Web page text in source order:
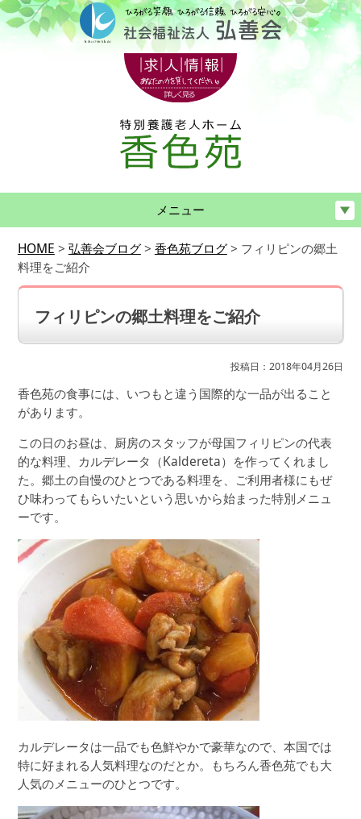
メニュー
HOME > 弘善会ブログ> 香色苑ブログ> フィリピンの郷土
料理をご紹介
フィリピンの郷土料理をご紹介
投稿日：2018年04月26日
香色苑の食事には、いつもと違う国際的な一品が出ること
があります。
この日のお昼は、厨房のスタッフが母国フィリピンの代表
的な料理、カルデレータ（Kaldereta）を作ってくれまし
た。郷土の自慢のひとつである料理を、ご利用者様にもぜ
ひ味わってもらいたいという思いから始まった特別メニュ
ーです。
カルデレータは一品でも色鮮やかで豪華なので、本国では
特に好まれる人気料理なのだとか。もちろん香色苑でも大
人気のメニューのひとつです。